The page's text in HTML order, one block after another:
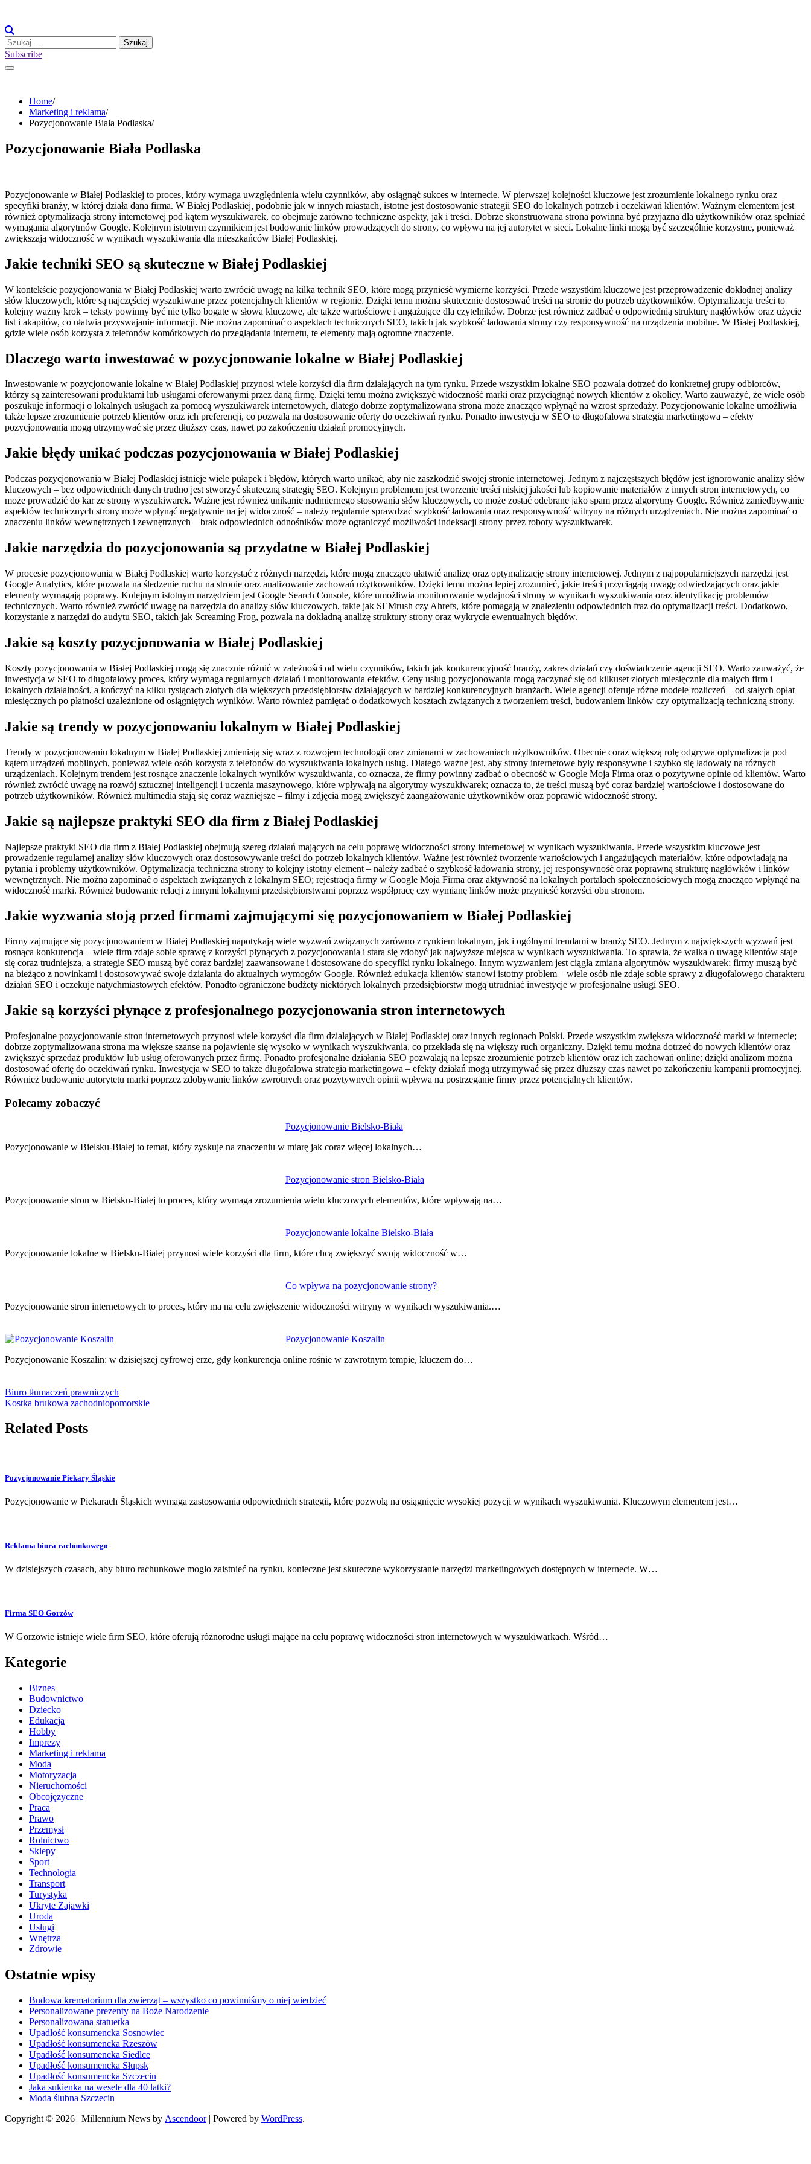
content
Szukaj:
Subscribe
Home
Marketing i reklama
Pozycjonowanie Biała Podlaska
Pozycjonowanie Biała Podlaska
Pozycjonowanie w Białej Podlaskiej to proces, który wymaga uwzględnienia wielu czynników, aby osiągnąć sukces w internecie. W pierwszej kolejności kluczowe jest zrozumienie lokalnego rynku oraz
specyfiki branży, w której działa dana firma. W Białej Podlaskiej, podobnie jak w innych miastach, istotne jest dostosowanie strategii SEO do lokalnych potrzeb i oczekiwań klientów. Ważnym elementem jest
również optymalizacja strony internetowej pod kątem wyszukiwarek, co obejmuje zarówno techniczne aspekty, jak i treści. Dobrze skonstruowana strona powinna być przyjazna dla użytkowników oraz spełniać
wymagania algorytmów Google. Kolejnym istotnym czynnikiem jest budowanie linków prowadzących do strony, co wpływa na jej autorytet w sieci. Lokalne linki mogą być szczególnie korzystne, ponieważ
zwiększają widoczność w wynikach wyszukiwania dla mieszkańców Białej Podlaskiej.
Jakie techniki SEO są skuteczne w Białej Podlaskiej
W kontekście pozycjonowania w Białej Podlaskiej warto zwrócić uwagę na kilka technik SEO, które mogą przynieść wymierne korzyści. Przede wszystkim kluczowe jest przeprowadzenie dokładnej analizy
słów kluczowych, które są najczęściej wyszukiwane przez potencjalnych klientów w regionie. Dzięki temu można skutecznie dostosować treści na stronie do potrzeb użytkowników. Optymalizacja treści to
kolejny ważny krok – teksty powinny być nie tylko bogate w słowa kluczowe, ale także wartościowe i angażujące dla czytelników. Dobrze jest również zadbać o odpowiednią strukturę nagłówków oraz użycie
list i akapitów, co ułatwia przyswajanie informacji. Nie można zapominać o aspektach technicznych SEO, takich jak szybkość ładowania strony czy responsywność na urządzenia mobilne. W Białej Podlaskiej,
gdzie wiele osób korzysta z telefonów komórkowych do przeglądania internetu, te elementy mają ogromne znaczenie.
Dlaczego warto inwestować w pozycjonowanie lokalne w Białej Podlaskiej
Inwestowanie w pozycjonowanie lokalne w Białej Podlaskiej przynosi wiele korzyści dla firm działających na tym rynku. Przede wszystkim lokalne SEO pozwala dotrzeć do konkretnej grupy odbiorców,
którzy są zainteresowani produktami lub usługami oferowanymi przez daną firmę. Dzięki temu można zwiększyć widoczność marki oraz przyciągnąć nowych klientów z okolicy. Warto zauważyć, że wiele osób
poszukuje informacji o lokalnych usługach za pomocą wyszukiwarek internetowych, dlatego dobrze zoptymalizowana strona może znacząco wpłynąć na wzrost sprzedaży. Pozycjonowanie lokalne umożliwia
także lepsze zrozumienie potrzeb klientów oraz ich preferencji, co pozwala na dostosowanie oferty do oczekiwań rynku. Ponadto inwestycja w SEO to długofalowa strategia marketingowa – efekty
pozycjonowania mogą utrzymywać się przez dłuższy czas, nawet po zakończeniu działań promocyjnych.
Jakie błędy unikać podczas pozycjonowania w Białej Podlaskiej
Podczas pozycjonowania w Białej Podlaskiej istnieje wiele pułapek i błędów, których warto unikać, aby nie zaszkodzić swojej stronie internetowej. Jednym z najczęstszych błędów jest ignorowanie analizy słów
kluczowych – bez odpowiednich danych trudno jest stworzyć skuteczną strategię SEO. Kolejnym problemem jest tworzenie treści niskiej jakości lub kopiowanie materiałów z innych stron internetowych, co
może prowadzić do kar ze strony wyszukiwarek. Ważne jest również unikanie nadmiernego stosowania słów kluczowych, co może zostać odebrane jako spam przez algorytmy Google. Również zaniedbywanie
aspektów technicznych strony może wpłynąć negatywnie na jej widoczność – należy regularnie sprawdzać szybkość ładowania oraz responsywność witryny na różnych urządzeniach. Nie można zapominać o
znaczeniu linków wewnętrznych i zewnętrznych – brak odpowiednich odnośników może ograniczyć możliwości indeksacji strony przez roboty wyszukiwarek.
Jakie narzędzia do pozycjonowania są przydatne w Białej Podlaskiej
W procesie pozycjonowania w Białej Podlaskiej warto korzystać z różnych narzędzi, które mogą znacząco ułatwić analizę oraz optymalizację strony internetowej. Jednym z najpopularniejszych narzędzi jest
Google Analytics, które pozwala na śledzenie ruchu na stronie oraz analizowanie zachowań użytkowników. Dzięki temu można lepiej zrozumieć, jakie treści przyciągają uwagę odwiedzających oraz jakie
elementy wymagają poprawy. Kolejnym istotnym narzędziem jest Google Search Console, które umożliwia monitorowanie wydajności strony w wynikach wyszukiwania oraz identyfikację problemów
technicznych. Warto również zwrócić uwagę na narzędzia do analizy słów kluczowych, takie jak SEMrush czy Ahrefs, które pomagają w znalezieniu odpowiednich fraz do optymalizacji treści. Dodatkowo,
korzystanie z narzędzi do audytu SEO, takich jak Screaming Frog, pozwala na dokładną analizę struktury strony oraz wykrycie ewentualnych błędów.
Jakie są koszty pozycjonowania w Białej Podlaskiej
Koszty pozycjonowania w Białej Podlaskiej mogą się znacznie różnić w zależności od wielu czynników, takich jak konkurencyjność branży, zakres działań czy doświadczenie agencji SEO. Warto zauważyć, że
inwestycja w SEO to długofalowy proces, który wymaga regularnych działań i monitorowania efektów. Ceny usług pozycjonowania mogą zaczynać się od kilkuset złotych miesięcznie dla małych firm i
lokalnych działalności, a kończyć na kilku tysiącach złotych dla większych przedsiębiorstw działających w bardziej konkurencyjnych branżach. Wiele agencji oferuje różne modele rozliczeń – od stałych opłat
miesięcznych po płatności uzależnione od osiągniętych wyników. Warto również pamiętać o dodatkowych kosztach związanych z tworzeniem treści, budowaniem linków czy optymalizacją techniczną strony.
Jakie są trendy w pozycjonowaniu lokalnym w Białej Podlaskiej
Trendy w pozycjonowaniu lokalnym w Białej Podlaskiej zmieniają się wraz z rozwojem technologii oraz zmianami w zachowaniach użytkowników. Obecnie coraz większą rolę odgrywa optymalizacja pod
kątem urządzeń mobilnych, ponieważ wiele osób korzysta z telefonów do wyszukiwania lokalnych usług. Dlatego ważne jest, aby strony internetowe były responsywne i szybko się ładowały na różnych
urządzeniach. Kolejnym trendem jest rosnące znaczenie lokalnych wyników wyszukiwania, co oznacza, że firmy powinny zadbać o obecność w Google Moja Firma oraz o pozytywne opinie od klientów. Warto
również zwrócić uwagę na rozwój sztucznej inteligencji i uczenia maszynowego, które wpływają na algorytmy wyszukiwarek; oznacza to, że treści muszą być coraz bardziej wartościowe i dostosowane do
potrzeb użytkowników. Również multimedia stają się coraz ważniejsze – filmy i zdjęcia mogą zwiększyć zaangażowanie użytkowników oraz poprawić widoczność strony.
Jakie są najlepsze praktyki SEO dla firm z Białej Podlaskiej
Najlepsze praktyki SEO dla firm z Białej Podlaskiej obejmują szereg działań mających na celu poprawę widoczności strony internetowej w wynikach wyszukiwania. Przede wszystkim kluczowe jest
prowadzenie regularnej analizy słów kluczowych oraz dostosowywanie treści do potrzeb lokalnych klientów. Ważne jest również tworzenie wartościowych i angażujących materiałów, które odpowiadają na
pytania i problemy użytkowników. Optymalizacja techniczna strony to kolejny istotny element – należy zadbać o szybkość ładowania strony, jej responsywność oraz poprawną strukturę nagłówków i linków
wewnętrznych. Nie można zapominać o aspektach związanych z lokalnym SEO; rejestracja firmy w Google Moja Firma oraz aktywność na lokalnych portalach społecznościowych mogą znacząco wpłynąć na
widoczność marki. Również budowanie relacji z innymi lokalnymi przedsiębiorstwami poprzez współpracę czy wymianę linków może przynieść korzyści obu stronom.
Jakie wyzwania stoją przed firmami zajmującymi się pozycjonowaniem w Białej Podlaskiej
Firmy zajmujące się pozycjonowaniem w Białej Podlaskiej napotykają wiele wyzwań związanych zarówno z rynkiem lokalnym, jak i ogólnymi trendami w branży SEO. Jednym z największych wyzwań jest
rosnąca konkurencja – wiele firm zdaje sobie sprawę z korzyści płynących z pozycjonowania i stara się zdobyć jak najwyższe miejsca w wynikach wyszukiwania. To sprawia, że walka o uwagę klientów staje
się coraz trudniejsza, a strategie SEO muszą być coraz bardziej zaawansowane i dostosowane do specyfiki rynku lokalnego. Innym wyzwaniem jest ciągła zmiana algorytmów wyszukiwarek; firmy muszą być
na bieżąco z nowinkami i dostosowywać swoje działania do aktualnych wymogów Google. Również edukacja klientów stanowi istotny problem – wiele osób nie zdaje sobie sprawy z długofalowego charakteru
działań SEO i oczekuje natychmiastowych efektów. Ponadto ograniczone budżety niektórych lokalnych przedsiębiorstw mogą utrudniać inwestycje w profesjonalne usługi SEO.
Jakie są korzyści płynące z profesjonalnego pozycjonowania stron internetowych
Profesjonalne pozycjonowanie stron internetowych przynosi wiele korzyści dla firm działających w Białej Podlaskiej oraz innych regionach Polski. Przede wszystkim zwiększa widoczność marki w internecie;
dobrze zoptymalizowana strona ma większe szanse na pojawienie się wysoko w wynikach wyszukiwania, co przekłada się na większy ruch organiczny. Dzięki temu można dotrzeć do nowych klientów oraz
zwiększyć sprzedaż produktów lub usług oferowanych przez firmę. Ponadto profesjonalne działania SEO pozwalają na lepsze zrozumienie potrzeb klientów oraz ich zachowań online; dzięki analizom można
dostosować ofertę do oczekiwań rynku. Inwestycja w SEO to także długofalowa strategia marketingowa – efekty działań mogą utrzymywać się przez dłuższy czas nawet po zakończeniu kampanii promocyjnej.
Również budowanie autorytetu marki poprzez zdobywanie linków zwrotnych oraz pozytywnych opinii wpływa na postrzeganie firmy przez potencjalnych klientów.
Polecamy zobaczyć
Pozycjonowanie Bielsko-Biała
Pozycjonowanie w Bielsku-Białej to temat, który zyskuje na znaczeniu w miarę jak coraz więcej lokalnych…
Pozycjonowanie stron Bielsko-Biała
Pozycjonowanie stron w Bielsku-Białej to proces, który wymaga zrozumienia wielu kluczowych elementów, które wpływają na…
Pozycjonowanie lokalne Bielsko-Biała
Pozycjonowanie lokalne w Bielsku-Białej przynosi wiele korzyści dla firm, które chcą zwiększyć swoją widoczność w…
Co wpływa na pozycjonowanie strony?
Pozycjonowanie stron internetowych to proces, który ma na celu zwiększenie widoczności witryny w wynikach wyszukiwania.…
Pozycjonowanie Koszalin
Pozycjonowanie Koszalin: w dzisiejszej cyfrowej erze, gdy konkurencja online rośnie w zawrotnym tempie, kluczem do…
wpisu
Biuro tłumaczeń prawniczych
Kostka brukowa zachodniopomorskie
Related Posts
Pozycjonowanie Piekary Śląskie
Pozycjonowanie w Piekarach Śląskich wymaga zastosowania odpowiednich strategii, które pozwolą na osiągnięcie wysokiej pozycji w wynikach wyszukiwania. Kluczowym elementem jest…
Reklama biura rachunkowego
W dzisiejszych czasach, aby biuro rachunkowe mogło zaistnieć na rynku, konieczne jest skuteczne wykorzystanie narzędzi marketingowych dostępnych w internecie. W…
Firma SEO Gorzów
W Gorzowie istnieje wiele firm SEO, które oferują różnorodne usługi mające na celu poprawę widoczności stron internetowych w wyszukiwarkach. Wśród…
Kategorie
Biznes
Budownictwo
Dziecko
Edukacja
Hobby
Imprezy
Marketing i reklama
Moda
Motoryzacja
Nieruchomości
Obcojęzyczne
Praca
Prawo
Przemysł
Rolnictwo
Sklepy
Sport
Technologia
Transport
Turystyka
Ukryte Zajawki
Uroda
Usługi
Wnętrza
Zdrowie
Ostatnie wpisy
Budowa krematorium dla zwierząt – wszystko co powinniśmy o niej wiedzieć
Personalizowane prezenty na Boże Narodzenie
Personalizowana statuetka
Upadłość konsumencka Sosnowiec
Upadłość konsumencka Rzeszów
Upadłość konsumencka Siedlce
Upadłość konsumencka Słupsk
Upadłość konsumencka Szczecin
Jaka sukienka na wesele dla 40 latki?
Moda ślubna Szczecin
Copyright © 2026 | Millennium News by Ascendoor| Powered by WordPress.